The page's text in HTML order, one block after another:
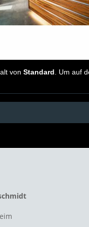
von Standard . Um auf